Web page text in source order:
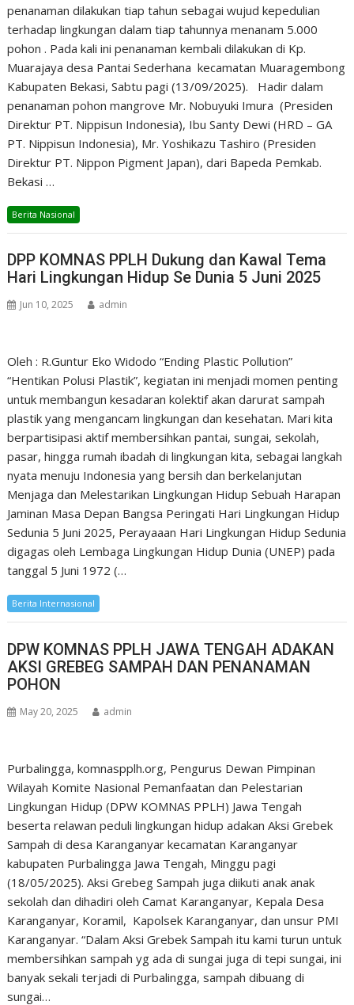
penanaman dilakukan tiap tahun sebagai wujud kepedulian
terhadap lingkungan dalam tiap tahunnya menanam 5.000
pohon . Pada kali ini penanaman kembali dilakukan di Kp.
Muarajaya desa Pantai Sederhana kecamatan Muaragembong
Kabupaten Bekasi, Sabtu pagi (13/09/2025). Hadir dalam
penanaman pohon mangrove Mr. Nobuyuki Imura (Presiden
Direktur PT. Nippisun Indonesia), Ibu Santy Dewi (HRD – GA
PT. Nippisun Indonesia), Mr. Yoshikazu Tashiro (Presiden
Direktur PT. Nippon Pigment Japan), dari Bapeda Pemkab.
Bekasi …
Berita Nasional
DPP KOMNAS PPLH Dukung dan Kawal Tema
Hari Lingkungan Hidup Se Dunia 5 Juni 2025
Jun 10, 2025 admin
Oleh : R.Guntur Eko Widodo “Ending Plastic Pollution”
“Hentikan Polusi Plastik”, kegiatan ini menjadi momen penting
untuk membangun kesadaran kolektif akan darurat sampah
plastik yang mengancam lingkungan dan kesehatan. Mari kita
berpartisipasi aktif membersihkan pantai, sungai, sekolah,
pasar, hingga rumah ibadah di lingkungan kita, sebagai langkah
nyata menuju Indonesia yang bersih dan berkelanjutan
Menjaga dan Melestarikan Lingkungan Hidup Sebuah Harapan
Jaminan Masa Depan Bangsa Peringati Hari Lingkungan Hidup
Sedunia 5 Juni 2025, Perayaaan Hari Lingkungan Hidup Sedunia
digagas oleh Lembaga Lingkungan Hidup Dunia (UNEP) pada
tanggal 5 Juni 1972 (…
Berita Internasional
DPW KOMNAS PPLH JAWA TENGAH ADAKAN
AKSI GREBEG SAMPAH DAN PENANAMAN
POHON
May 20, 2025 admin
Purbalingga, komnaspplh.org, Pengurus Dewan Pimpinan
Wilayah Komite Nasional Pemanfaatan dan Pelestarian
Lingkungan Hidup (DPW KOMNAS PPLH) Jawa Tengah
beserta relawan peduli lingkungan hidup adakan Aksi Grebek
Sampah di desa Karanganyar kecamatan Karanganyar
kabupaten Purbalingga Jawa Tengah, Minggu pagi
(18/05/2025). Aksi Grebeg Sampah juga diikuti anak anak
sekolah dan dihadiri oleh Camat Karanganyar, Kepala Desa
Karanganyar, Koramil, Kapolsek Karanganyar, dan unsur PMI
Karanganyar. “Dalam Aksi Grebek Sampah itu kami turun untuk
membersihkan sampah yg ada di sungai juga di tepi sungai, ini
banyak sekali terjadi di Purbalingga, sampah dibuang di
sungai…